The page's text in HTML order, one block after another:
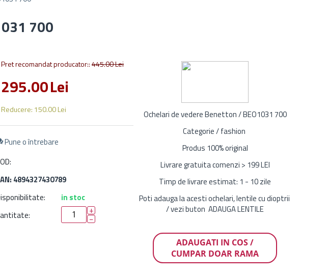
700
Pret recomandat producator::445.00Lei
295.00Lei
Reducere: 150.00Lei
Pune o întrebare
4894327430789
in stoc
+
−
Ochelari de vedere Benetton / BEO1031 700
Categorie / fashion
Produs 100% original
Livrare gratuita comenzi > 199 LEI
Timp de livrare estimat: 1 - 10 zile
Poti adauga la acesti ochelari, lentile cu dioptrii
/ vezi buton ADAUGA LENTILE
ADAUGATI IN COS /
CUMPAR DOAR RAMA